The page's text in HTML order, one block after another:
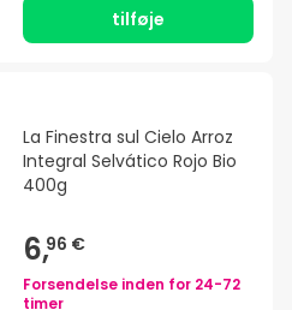
tilføje
La Finestra sul Cielo Arroz
Integral Selvático Rojo Bio
400g
6,96 €
Forsendelse inden for 24-72
timer